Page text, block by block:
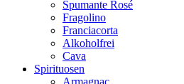
Spumante Rosé
Fragolino
Franciacorta
Alkoholfrei
Cava
Spirituosen
Armagnac